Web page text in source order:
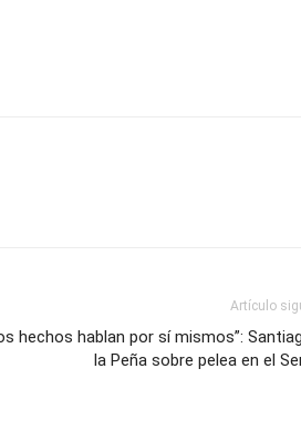
Artículo
hechos hablan por sí mismos”:
la Peña sobre pelea en el